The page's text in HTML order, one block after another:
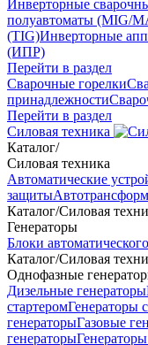
Инверторные
полуавтоматы (MIG/
(TIG)Инверторные
(ИПР)
Перейти в раздел
Сварочные горелки
принадлежности
Перейти в раздел
Силовая техника
Каталог/
Силовая техника
Автоматические
защиты
Каталог/Силовая
Генераторы
Блоки
Каталог/Силовая
Однофазные
Дизельные генераторы
стартеромГенераторы
генераторыГазовые
генераторы